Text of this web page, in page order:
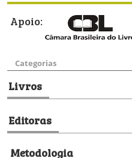
Apoio:
Categorias
Livros
Editoras
Metodologia